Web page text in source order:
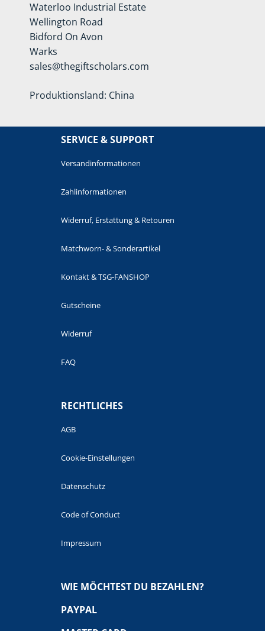
Waterloo Industrial Estate
Wellington Road
Bidford On Avon
Warks
sales@thegiftscholars.com
Produktionsland: China
SERVICE & SUPPORT
Versandinformationen
Zahlinformationen
Widerruf, Erstattung & Retouren
Matchworn- & Sonderartikel
Kontakt & TSG-FANSHOP
Gutscheine
Widerruf
FAQ
RECHTLICHES
AGB
Cookie-Einstellungen
Datenschutz
Code of Conduct
Impressum
WIE MÖCHTEST DU BEZAHLEN?
PAYPAL